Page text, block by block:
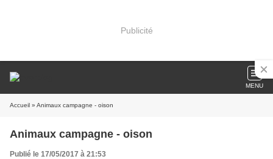
Publicité
MENU
Accueil » Animaux campagne - oison
Animaux campagne - oison
Publié le 17/05/2017 à 21:53